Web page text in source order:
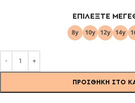
ΕΠΙΛΈΞΤΕ
ΠΡΟΣΘΉΚΗ ΣΤΟ